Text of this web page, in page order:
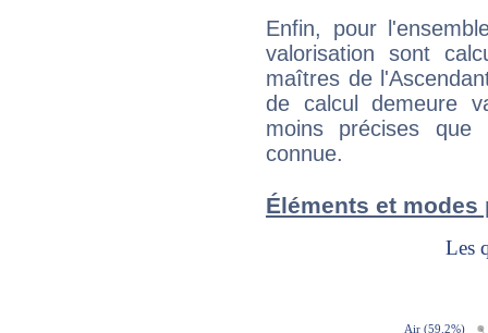
Enfin, pour
valorisation sont
maîtres de
de calcul demeure
moins précises que
connue.
Éléments et